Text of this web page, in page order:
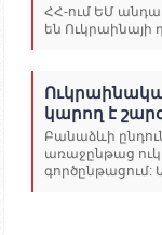
ՀՀ-ում ԵՄ
են
կարող է
Բանաձևի
առաջընթաց
գործընթացում: